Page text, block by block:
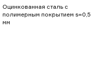
Оцинкованная сталь с
полимерным покрытием s=0,5
мм